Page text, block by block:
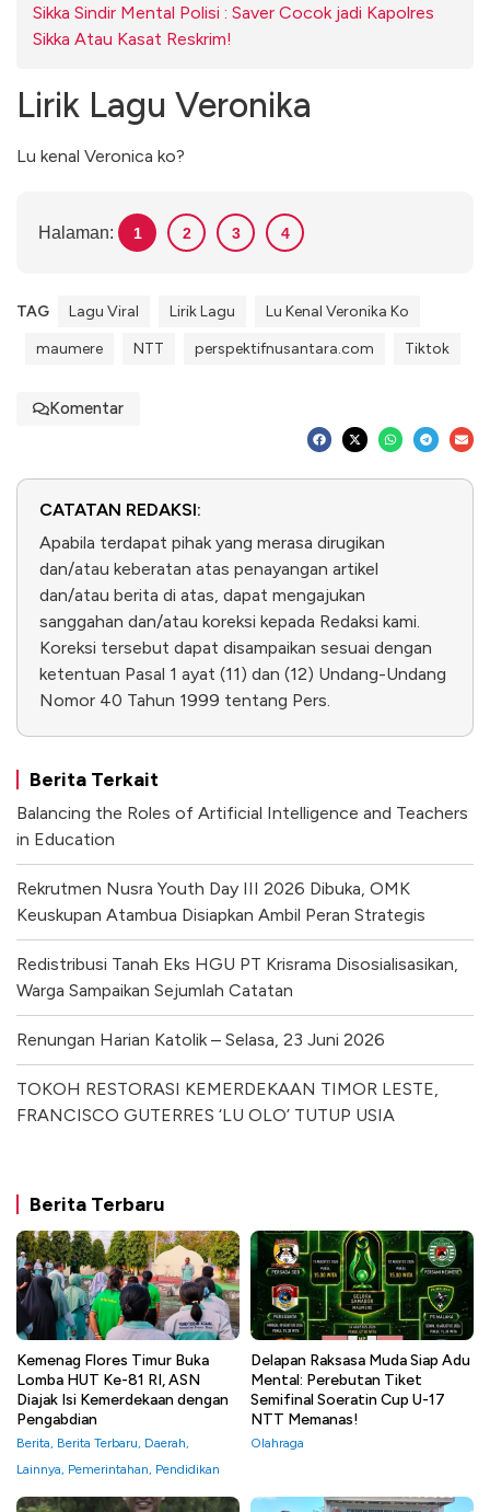
Sikka Sindir Mental Polisi : Saver Cocok jadi Kapolres
Sikka Atau Kasat Reskrim!
Lirik Lagu Veronika
Lu kenal Veronica ko?
Halaman: 1 2 3 4
TAG Lagu Viral Lirik Lagu
Lu Kenal Veronika Ko
maumere
NTT perspektifnusantara.com Tiktok
Komentar
CATATAN REDAKSI:
Apabila terdapat pihak yang merasa dirugikan
dan/atau keberatan atas penayangan artikel
dan/atau berita di atas, dapat mengajukan
sanggahan dan/atau koreksi kepada Redaksi kami.
Koreksi tersebut dapat disampaikan sesuai dengan
ketentuan Pasal 1 ayat (11) dan (12) Undang-Undang
Nomor 40 Tahun 1999 tentang Pers.
Berita Terkait
Balancing the Roles of Artificial Intelligence and Teachers
in Education
Rekrutmen Nusra Youth Day III 2026 Dibuka, OMK
Keuskupan Atambua Disiapkan Ambil Peran Strategis
Redistribusi Tanah Eks HGU PT Krisrama Disosialisasikan,
Warga Sampaikan Sejumlah Catatan
Renungan Harian Katolik – Selasa, 23 Juni 2026
TOKOH RESTORASI KEMERDEKAAN TIMOR LESTE,
FRANCISCO GUTERRES ‘LU OLO’ TUTUP USIA
Berita Terbaru
Kemenag Flores Timur Buka
Lomba HUT Ke-81 RI, ASN
Diajak Isi Kemerdekaan dengan
Pengabdian
Berita, Berita Terbaru, Daerah,
Lainnya, Pemerintahan, Pendidikan
Delapan Raksasa Muda Siap Adu
Mental: Perebutan Tiket
Semifinal Soeratin Cup U-17
NTT Memanas!
Olahraga